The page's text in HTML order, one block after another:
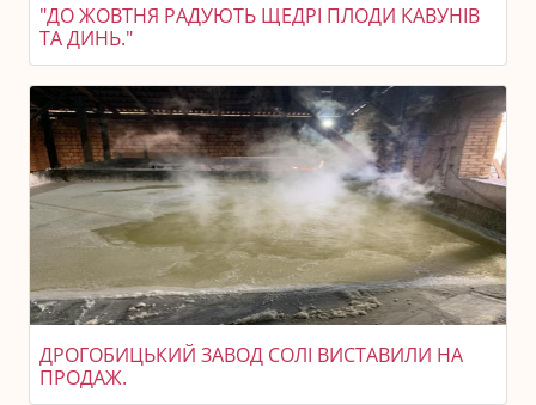
"ДО ЖОВТНЯ РАДУЮТЬ ЩЕДРІ ПЛОДИ КАВУНІВ
ТА ДИНЬ."
ДРОГОБИЦЬКИЙ ЗАВОД СОЛІ ВИСТАВИЛИ НА
ПРОДАЖ.